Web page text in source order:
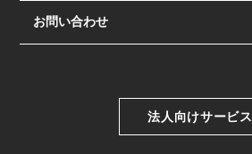
お問い合わせ
法人向けサービス